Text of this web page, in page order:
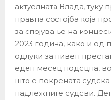
актуелната Влада, туку
правна состојба која
за спојување на
2023 година, како и од
одлуки за нивен
еден месец подоцна, во
што е покрената
надлежните судови.